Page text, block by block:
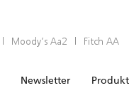
| Moody’s Aa2 | Fitch AA
Newsletter